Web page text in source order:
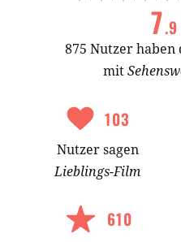
7.9
875 Nutzer
mit
103
Nutzersagen
Lieblings-Film
610